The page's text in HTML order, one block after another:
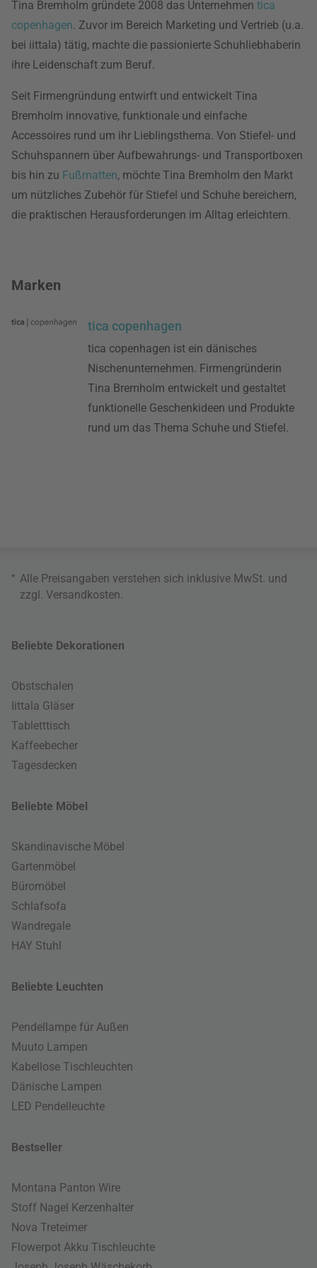
Tina Bremholm gründete 2008 das Unternehmen tica
copenhagen. Zuvor im Bereich Marketing und Vertrieb (u.a.
bei iittala) tätig, machte die passionierte Schuhliebhaberin
ihre Leidenschaft zum Beruf.
Seit Firmengründung entwirft und entwickelt Tina
Bremholm innovative, funktionale und einfache
Accessoires rund um ihr Lieblingsthema. Von Stiefel- und
Schuhspannern über Aufbewahrungs- und Transportboxen
bis hin zu Fußmatten, möchte Tina Bremholm den Markt
um nützliches Zubehör für Stiefel und Schuhe bereichern,
die praktischen Herausforderungen im Alltag erleichtern.
Marken
tica copenhagen
tica copenhagen ist ein dänisches
Nischenunternehmen. Firmengründerin
Tina Bremholm entwickelt und gestaltet
funktionelle Geschenkideen und Produkte
rund um das Thema Schuhe und Stiefel.
* Alle Preisangaben verstehen sich inklusive MwSt. und
zzgl. Versandkosten
Beliebte Dekorationen
Obstschalen
Iittala Gläser
Tabletttisch
Kaffeebecher
Tagesdecken
Beliebte Möbel
Skandinavische Möbel
Gartenmöbel
Büromöbel
Schlafsofa
Wandregale
HAY Stuhl
Beliebte Leuchten
Pendellampe für Außen
Muuto Lampen
Kabellose Tischleuchten
Dänische Lampen
LED Pendelleuchte
Bestseller
Montana Panton Wire
Stoff Nagel Kerzenhalter
Nova Treteimer
Flowerpot Akku Tischleuchte